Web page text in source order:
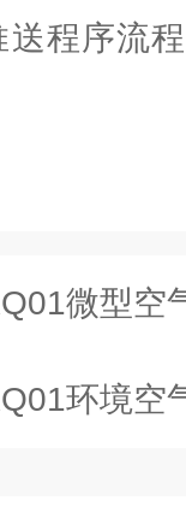
程序流
微型空
环境空